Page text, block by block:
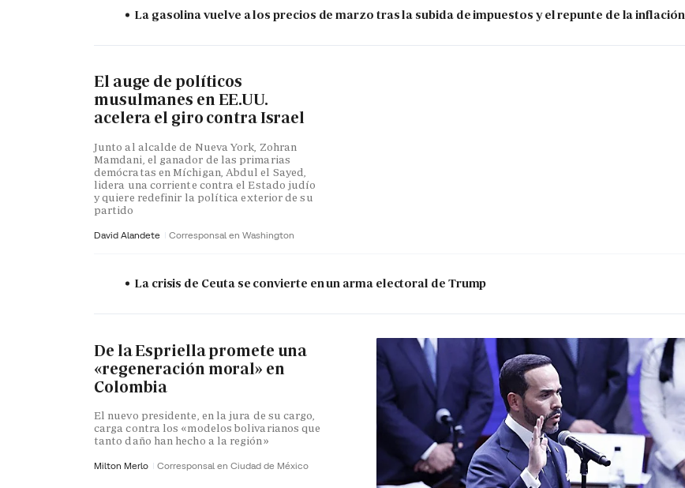
La gasolina vuelve a los precios de marzo tras la subida de impuestos y el repunte de la inflación
El auge de políticos
musulmanes en EE.UU.
acelera el giro contra Israel
Junto al alcalde de Nueva York, Zohran
Mamdani, el ganador de las primarias
demócratas en Míchigan, Abdul el Sayed,
lidera una corriente contra el Estado judío
y quiere redefinir la política exterior de su
partido
David Alandete Corresponsal en Washington
La crisis de Ceuta se convierte en un arma electoral de Trump
De la Espriella promete una
«regeneración moral» en
Colombia
El nuevo presidente, en la jura de su cargo,
carga contra los «modelos bolivarianos que
tanto daño han hecho a la región»
Milton Merlo Corresponsal en Ciudad de México